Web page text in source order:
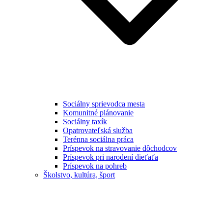
Sociálny sprievodca mesta
Komunitné plánovanie
Sociálny taxík
Opatrovateľská služba
Terénna sociálna práca
Príspevok na stravovanie dôchodcov
Príspevok pri narodení dieťaťa
Príspevok na pohreb
Školstvo, kultúra, šport